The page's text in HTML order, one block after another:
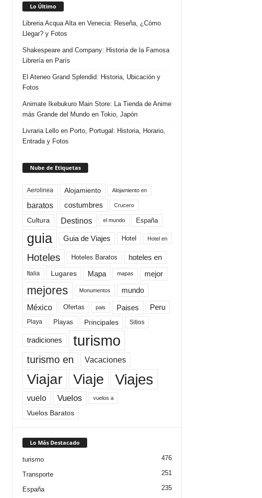
Lo Último
Libreria Acqua Alta en Venecia: Reseña, ¿Cómo
Llegar? y Fotos
Shakespeare and Company: Historia de la Famosa
Librería en París
El Ateneo Grand Splendid: Historia, Ubicación y
Fotos
Animate Ikebukuro Main Store: La Tienda de Anime
más Grande del Mundo en Tokio, Japón
Livraria Lello en Porto, Portugal: Historia, Horario,
Entrada y Fotos
Nube de Etiquetas
Aerolinea Alojamiento Alojamiento en
baratos costumbres Crucero
Cultura Destinos el mundo España
guia Guia de Viajes Hotel Hotel en
Hoteles Hoteles Baratos hoteles en
Italia Lugares Mapa mapas mejor
mejores Monumentos mundo
México Ofertas pais Paises Peru
Playa Playas Principales Sitios
tradiciones turismo
turismo en Vacaciones
Viajar Viaje Viajes
vuelo Vuelos vuelos a
Vuelos Baratos
Lo Más Destacado
turismo 476
Transporte 251
España 235